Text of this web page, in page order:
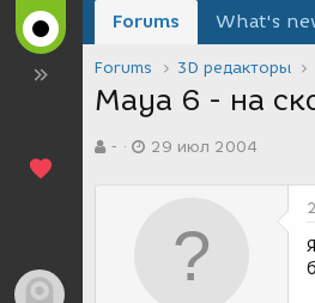
Forums What's
Forums 3D редакторы
Maya 6 - на
в-
а
29 июл 2004